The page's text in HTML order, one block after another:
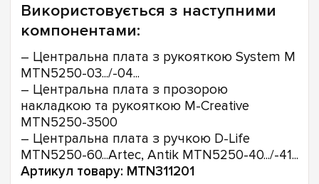
Використовується з наступними
компонентами:
– Центральна плата з рукояткою System M
MTN5250-03.../-04...
– Центральна плата з прозорою
накладкою та рукояткою M-Creative
MTN5250-3500
– Центральна плата з ручкою D-Life
MTN5250-60...Artec, Antik MTN5250-40.../-41...
Артикул товару: MTN311201